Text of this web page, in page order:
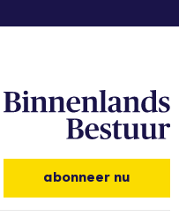
abonneer nu